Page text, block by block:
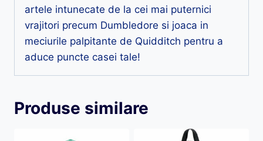
artele intunecate de la cei mai puternici
vrajitori precum Dumbledore si joaca in
meciurile palpitante de Quidditch pentru a
aduce puncte casei tale!
Produse similare